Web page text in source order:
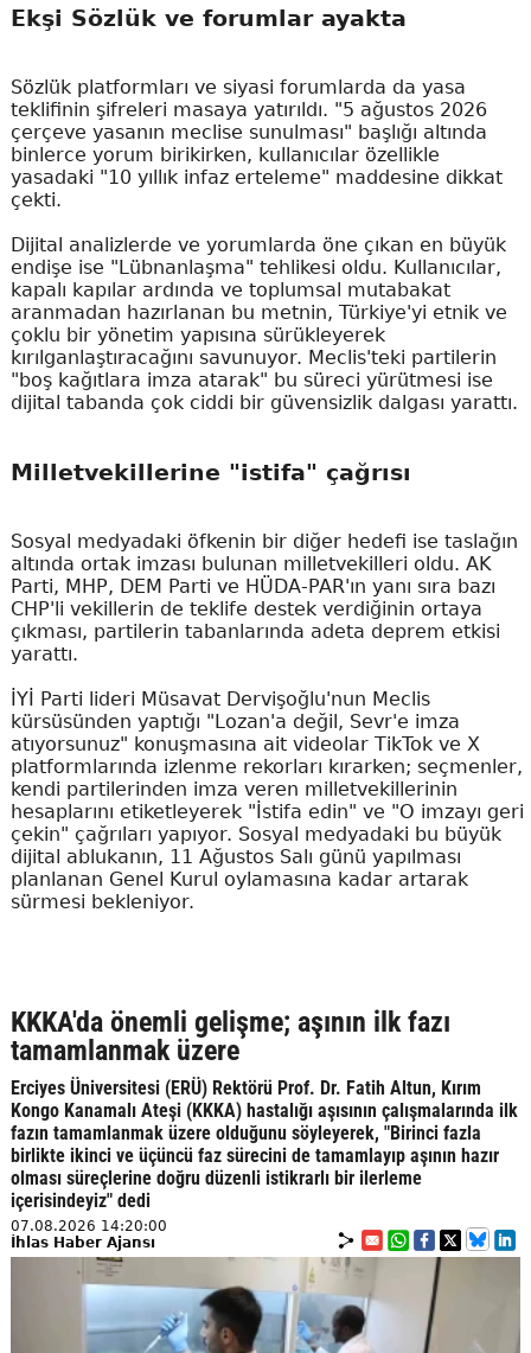
Ekşi Sözlük ve forumlar ayakta
Sözlük platformları ve siyasi forumlarda da yasa
teklifinin şifreleri masaya yatırıldı. "5 ağustos 2026
çerçeve yasanın meclise sunulması" başlığı altında
binlerce yorum birikirken, kullanıcılar özellikle
yasadaki "10 yıllık infaz erteleme" maddesine dikkat
çekti.
Dijital analizlerde ve yorumlarda öne çıkan en büyük
endişe ise "Lübnanlaşma" tehlikesi oldu. Kullanıcılar,
kapalı kapılar ardında ve toplumsal mutabakat
aranmadan hazırlanan bu metnin, Türkiye'yi etnik ve
çoklu bir yönetim yapısına sürükleyerek
kırılganlaştıracağını savunuyor. Meclis'teki partilerin
"boş kağıtlara imza atarak" bu süreci yürütmesi ise
dijital tabanda çok ciddi bir güvensizlik dalgası yarattı.
Milletvekillerine "istifa" çağrısı
Sosyal medyadaki öfkenin bir diğer hedefi ise taslağın
altında ortak imzası bulunan milletvekilleri oldu. AK
Parti, MHP, DEM Parti ve HÜDA-PAR'ın yanı sıra bazı
CHP'li vekillerin de teklife destek verdiğinin ortaya
çıkması, partilerin tabanlarında adeta deprem etkisi
yarattı.
İYİ Parti lideri Müsavat Dervişoğlu'nun Meclis
kürsüsünden yaptığı "Lozan'a değil, Sevr'e imza
atıyorsunuz" konuşmasına ait videolar TikTok ve X
platformlarında izlenme rekorları kırarken; seçmenler,
kendi partilerinden imza veren milletvekillerinin
hesaplarını etiketleyerek "İstifa edin" ve "O imzayı geri
çekin" çağrıları yapıyor. Sosyal medyadaki bu büyük
dijital ablukanın, 11 Ağustos Salı günü yapılması
planlanan Genel Kurul oylamasına kadar artarak
sürmesi bekleniyor.
KKKA'da önemli gelişme; aşının ilk fazı
tamamlanmak üzere
Erciyes Üniversitesi (ERÜ) Rektörü Prof. Dr. Fatih Altun, Kırım
Kongo Kanamalı Ateşi (KKKA) hastalığı aşısının çalışmalarında ilk
fazın tamamlanmak üzere olduğunu söyleyerek, "Birinci fazla
birlikte ikinci ve üçüncü faz sürecini de tamamlayıp aşının hazır
olması süreçlerine doğru düzenli istikrarlı bir ilerleme
içerisindeyiz" dedi
07.08.2026 14:20:00
İhlas Haber Ajansı